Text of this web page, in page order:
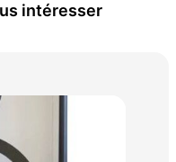
intéresser